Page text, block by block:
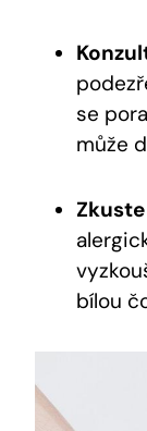
se
může
bílou